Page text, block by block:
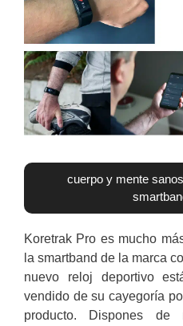
cuerpo y mente
Koretrak Pro es mucho
la smartband de la marca
nuevo reloj deportivo
vendido de su cayegoría
producto. Dispones